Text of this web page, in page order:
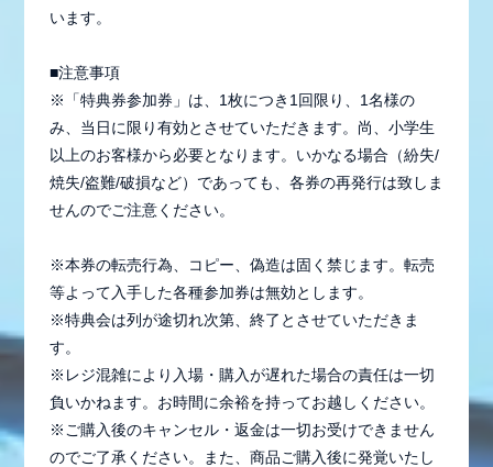
います。
■注意事項
※「特典券参加券」は、1枚につき1回限り、1名様の
み、当日に限り有効とさせていただきます。尚、小学生
以上のお客様から必要となります。いかなる場合（紛失/
焼失/盗難/破損など）であっても、各券の再発行は致しま
せんのでご注意ください。
※本券の転売行為、コピー、偽造は固く禁じます。転売
等よって入手した各種参加券は無効とします。
※特典会は列が途切れ次第、終了とさせていただきま
す。
※レジ混雑により入場・購入が遅れた場合の責任は一切
負いかねます。お時間に余裕を持ってお越しください。
※ご購入後のキャンセル・返金は一切お受けできません
のでご了承ください。また、商品ご購入後に発覚いたし